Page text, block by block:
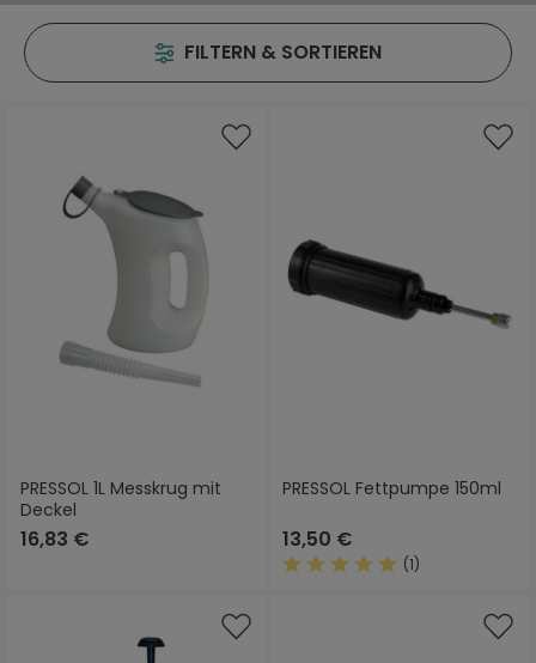
FILTERN & SORTIEREN
PRESSOL 1L Messkrug mit
Deckel
16,83 €
PRESSOL Fettpumpe 150ml
13,50 €
(1)